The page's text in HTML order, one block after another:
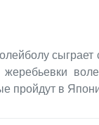
сыграет
пройдут в